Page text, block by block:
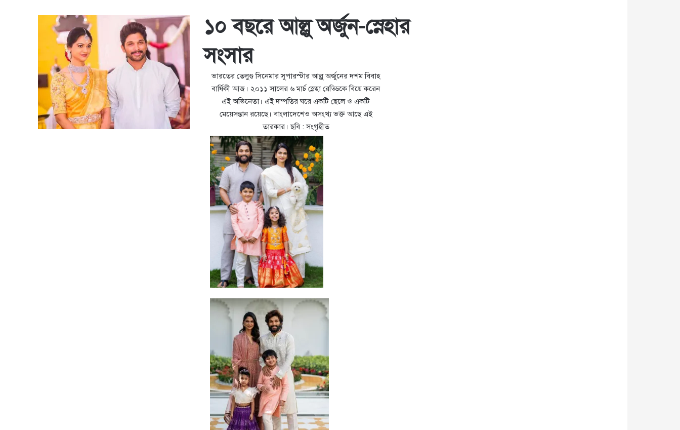
১০ বছরে আল্লু অর্জুন-স্নেহার
সংসার
ভারতের তেলুগু সিনেমার সুপারস্টার আল্লু অর্জুনের দশম বিবাহ
বার্ষিকী আজ। ২০১১ সালের ৬ মার্চ স্নেহা রেড্ডিকে বিয়ে করেন
এই অভিনেতা। এই দম্পতির ঘরে একটি ছেলে ও একটি
মেয়েসন্তান রয়েছে। বাংলাদেশেও অসংখ্য ভক্ত আছে এই
তারকার। ছবি : সংগৃহীত